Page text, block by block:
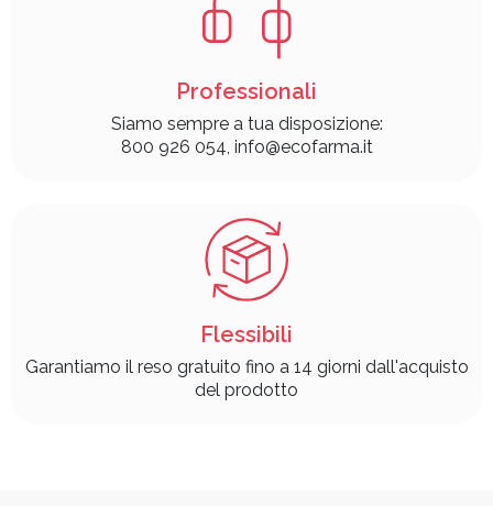
Professionali
Siamo sempre a tua disposizione:
800 926 054, info@ecofarma.it
Flessibili
Garantiamo il reso gratuito fino a 14 giorni dall'acquisto
del prodotto